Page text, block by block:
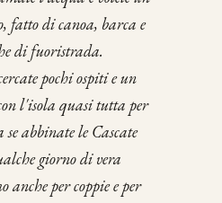
fatto di canoa, barca e
di fuoristrada.
pochi ospiti e un
l'isola quasi tutta per
abbinate le Cascate
giorno di vera
anche per coppie e per